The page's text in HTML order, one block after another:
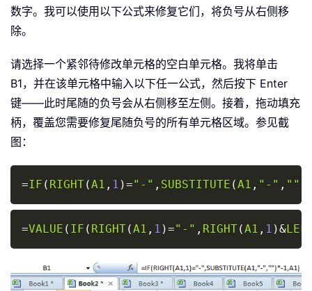
数字。我可以使用以下公式来修复它们，将负号从右侧移
除。
请选择一个紧邻待修改单元格的空白单元格。我将单击
B1，并在该单元格中输入以下任一公式，然后按下 Enter
键——此时尾随的负号会从右侧移至左侧。接着，拖动填充
柄，覆盖您需要修复尾随负号的所有单元格区域。参见截
图：
=IF ( RIGHT(A1 , 1 )="-" , SUBSTITUTE (A1 , "-" , ""
Copy
=VALUE ( IF ( RIGHT(A1 , 1 )="-" , RIGHT(A1 , 1 )&
Copy